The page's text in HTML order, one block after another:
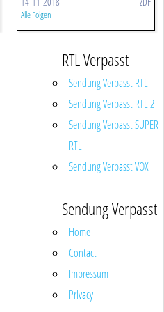
Alle Folgen
RTL Verpasst
Sendung Verpasst RTL
Sendung Verpasst RTL 2
Sendung Verpasst SUPER
RTL
Sendung Verpasst VOX
Sendung Verpasst
Home
Contact
Impressum
Privacy